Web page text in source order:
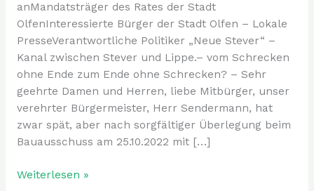
anMandatsträger des Rates der Stadt
OlfenInteressierte Bürger der Stadt Olfen – Lokale
PresseVerantwortliche Politiker „Neue Stever“ –
Kanal zwischen Stever und Lippe.– vom Schrecken
ohne Ende zum Ende ohne Schrecken? – Sehr
geehrte Damen und Herren, liebe Mitbürger, unser
verehrter Bürgermeister, Herr Sendermann, hat
zwar spät, aber nach sorgfältiger Überlegung beim
Bauausschuss am 25.10.2022 mit […]
Weiterlesen »